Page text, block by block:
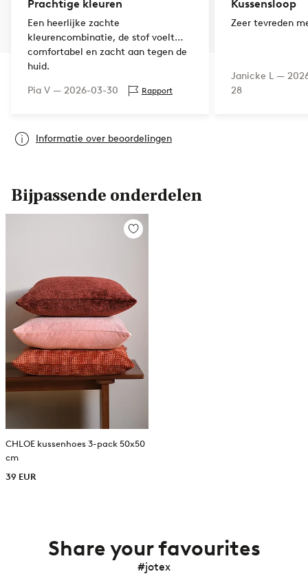
Prachtige kleuren
Een heerlijke zachte
kleurencombinatie, de stof voelt
comfortabel en zacht aan tegen de
huid.
Pia V — 2026-03-30 Rapport
Kussensloop
Zeer tevreden
Janicke L —
28
Informatie over beoordelingen
Bijpassende onderdelen
Toevoegen
CHLOE kussenhoes 3-pack 50x50
cm
39 EUR
Share your favourites
#jotex